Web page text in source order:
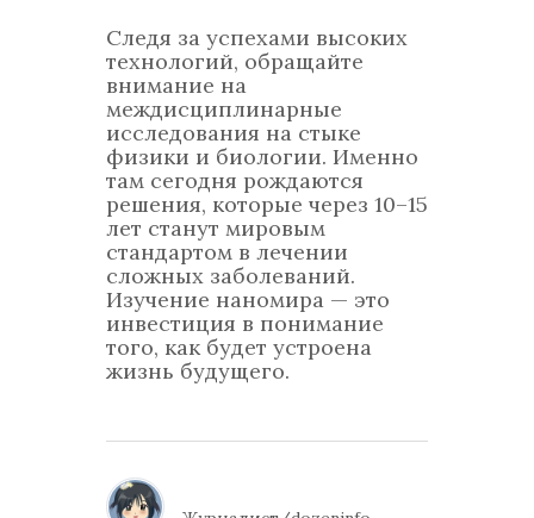
Следя за успехами высоких
технологий, обращайте
внимание на
междисциплинарные
исследования на стыке
физики и биологии. Именно
там сегодня рождаются
решения, которые через 10–15
лет станут мировым
стандартом в лечении
сложных заболеваний.
Изучение наномира — это
инвестиция в понимание
того, как будет устроена
жизнь будущего.